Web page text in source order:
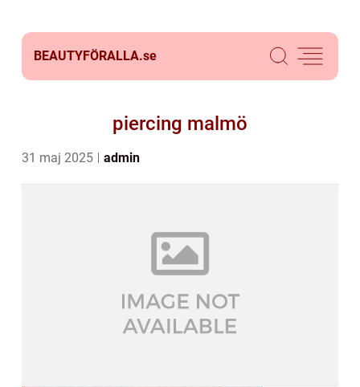
BEAUTYFÖRALLA.se
piercing malmö
31 maj 2025 admin